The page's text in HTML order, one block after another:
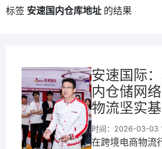
标签 安速国内仓库地址 的结果
安速国际
内仓储网
物流坚实基
时间：2026-03-03
在跨境电商物流